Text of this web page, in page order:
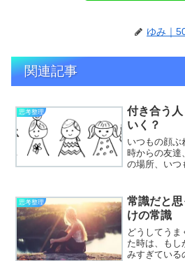
ゆみ｜
関連記事
思考整理
付き合う
いく？
いつもの顔ぶ
時からの友達
の場所、いつ
ンネリで変化
観に触れた
思考整理
常識だと
けの常識
どうしてうま
た時は、もし
みすぎている